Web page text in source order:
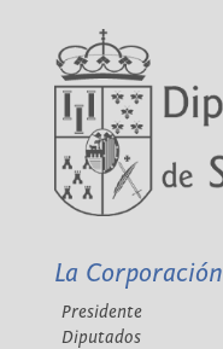
La Corporación
Presidente
Diputados